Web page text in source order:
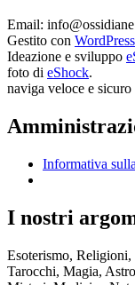
Email:
Gestito con WordPress
Ideazione e sviluppo
foto di eShock.
naviga veloce e sicuro
Informativa
I nostri
Esoterismo,
Tarocchi, Magia,